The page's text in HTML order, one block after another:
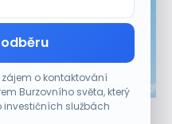
o kontaktování
Burzovního světa, který
službách
výprodeji